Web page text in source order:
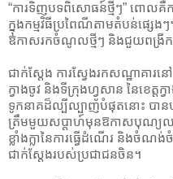
“ការទិញបទពិសោធន៍ថ្មីៗ” ពោលគឺក
ក្នុងកម្មវិធីប្រពៃណីតាមតំបន់ផ្សេងៗ
ឱកាសរកចំណូលថ្មីៗ និងជួយពង្រីក
ជាក់ស្តែង ការស្វែងរកសណ្ឋាគារ
ក្វាងចូវ និងទីក្រុងហ្វូសាន នៃខេត្
ទូកនាគដ៏ល្បីល្បាញបំផុតនោះ បា
ត្រឹមមួយសប្តាហ៍មុនឱកាសបុណ្យឈ
ខ្លាំងក្លានៃការធ្វើដំណើរ និង
ជាក់ស្តែងរបស់ប្រជាជនចិន។